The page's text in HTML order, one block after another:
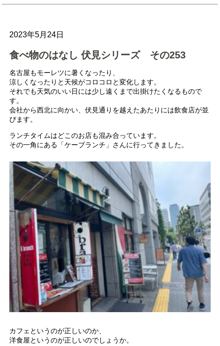
2023年5月24日
食べ物のはなし 伏見シリーズ その253
名古屋もモーレツに暑くなったり、
涼しくなったりと天候がコロコロと変化します。
それでも天気のいい日には少し遠くまで出掛けたくなるもので
す。
会社から西北に向かい、伏見通りを越えたあたりには飲食店が並
びます。
ランチタイムはどこのお店も混み合っています。
その一角にある「ケーブランチ」さんに行ってきました。
カフェというのが正しいのか、
洋食屋というのが正しいのでしょうか。